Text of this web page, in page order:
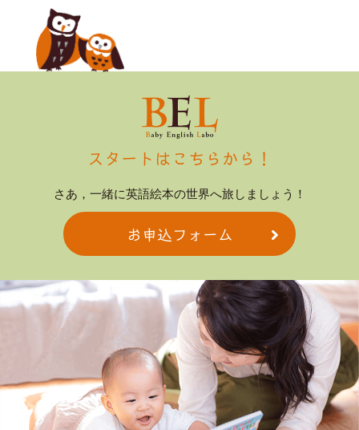
スタートはこちらから！
さあ，一緒に英語絵本の世界へ旅しましょう！
お申込フォーム